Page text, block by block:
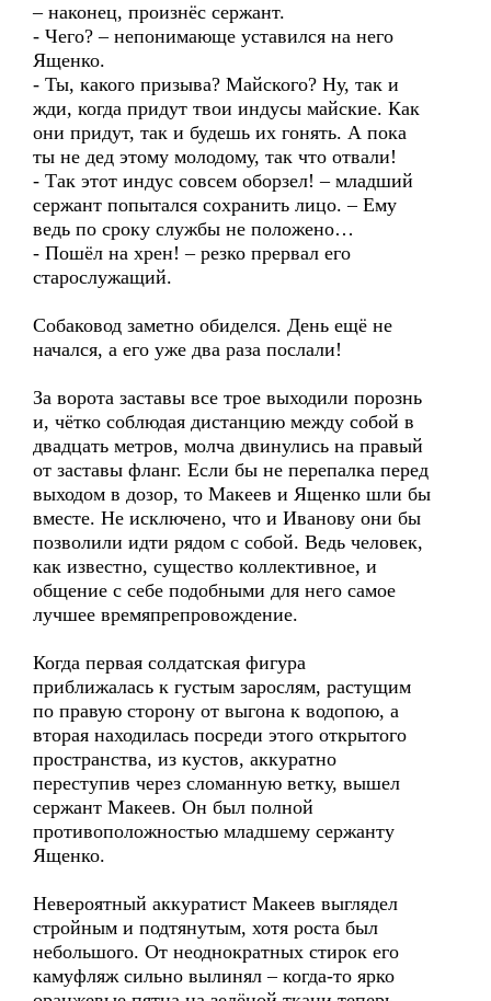
– наконец, произнёс сержант.
- Чего? – непонимающе уставился на него
Ященко.
- Ты, какого призыва? Майского? Ну, так и
жди, когда придут твои индусы майские. Как
они придут, так и будешь их гонять. А пока
ты не дед этому молодому, так что отвали!
- Так этот индус совсем оборзел! – младший
сержант попытался сохранить лицо. – Ему
ведь по сроку службы не положено…
- Пошёл на хрен! – резко прервал его
старослужащий.
Собаковод заметно обиделся. День ещё не
начался, а его уже два раза послали!
За ворота заставы все трое выходили порознь
и, чётко соблюдая дистанцию между собой в
двадцать метров, молча двинулись на правый
от заставы фланг. Если бы не перепалка перед
выходом в дозор, то Макеев и Ященко шли бы
вместе. Не исключено, что и Иванову они бы
позволили идти рядом с собой. Ведь человек,
как известно, существо коллективное, и
общение с себе подобными для него самое
лучшее времяпрепровождение.
Когда первая солдатская фигура
приближалась к густым зарослям, растущим
по правую сторону от выгона к водопою, а
вторая находилась посреди этого открытого
пространства, из кустов, аккуратно
переступив через сломанную ветку, вышел
сержант Макеев. Он был полной
противоположностью младшему сержанту
Ященко.
Невероятный аккуратист Макеев выглядел
стройным и подтянутым, хотя роста был
небольшого. От неоднократных стирок его
камуфляж сильно вылинял – когда-то ярко